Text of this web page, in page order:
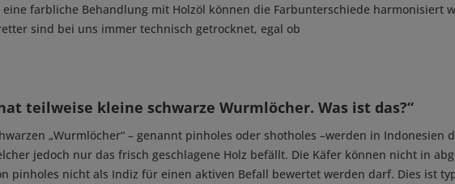
farbliche Behandlung mit Holzöl können die Farbunterschiede harmonisiert
sind bei uns immer technisch getrocknet, egal ob
teilweise kleine schwarze Wurmlöcher. Was ist das?“
„Wurmlöcher“ – genannt pinholes oder shotholes –werden in Indonesien
jedoch nur das frisch geschlagene Holz befällt. Die Käfer können nicht in
pinholes nicht als Indiz für einen aktiven Befall bewertet werden darf. Dies ist